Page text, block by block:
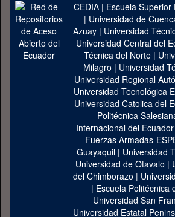
CEDIA| Escuela
| Universidad de
Azuay| Universidad
Universidad Central del
Técnica del Norte |
Milagro | Universidad
Universidad Regional
Universidad Tecnológica
Universidad Catolica del
Politécnica
Internacional del Ecuador
Fuerzas Armadas-
Guayaquil| Universidad
Universidad de Otavalo |
del Chimborazo |
| Escuela Politécnica
Universidad San
Universidad Estatal